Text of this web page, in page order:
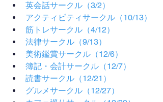
英会話サークル（3/2）
アクティビティサークル（10/13）
筋トレサークル（4/12）
法律サークル（9/13）
美術鑑賞サークル（12/6）
簿記・会計サークル（12/7）
読書サークル（12/21）
グルメサークル（12/27）